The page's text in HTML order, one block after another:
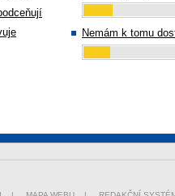
Nemám k tomu